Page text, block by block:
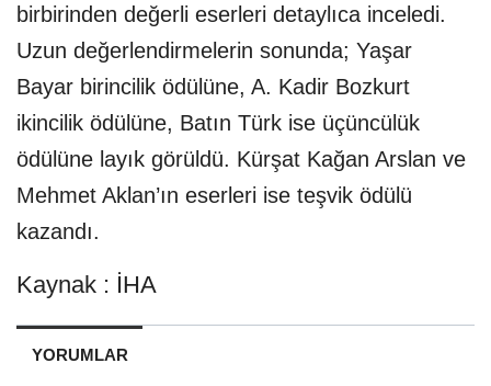
birbirinden değerli eserleri detaylıca inceledi.
Uzun değerlendirmelerin sonunda; Yaşar
Bayar birincilik ödülüne, A. Kadir Bozkurt
ikincilik ödülüne, Batın Türk ise üçüncülük
ödülüne layık görüldü. Kürşat Kağan Arslan ve
Mehmet Aklan’ın eserleri ise teşvik ödülü
kazandı.
Kaynak : İHA
YORUMLAR